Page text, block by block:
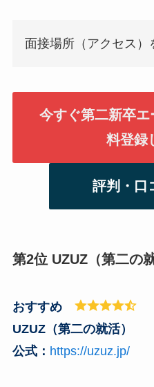
面接場所（アクセス）
今すぐ第二新卒
料登録
評判・口
第2位 UZUZ（第二の就
おすすめ
UZUZ（第二の就活）
公式： https://uzuz.jp/